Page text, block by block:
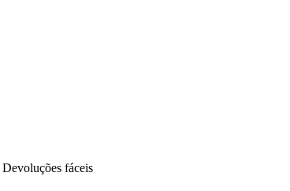
Devoluções fáceis